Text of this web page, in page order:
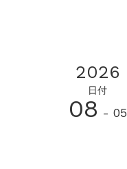
2026
日付
08 - 05